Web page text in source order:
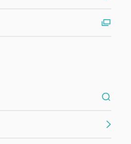
内容の併用はできません
一泊につき1枚お付けします。